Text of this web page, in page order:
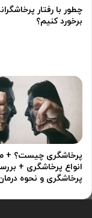
چطور با رفتار
برخورد کنیم؟
پرخاشگری چیست؟ +
انواع پرخاشگری +
پرخاشگری و نحوه